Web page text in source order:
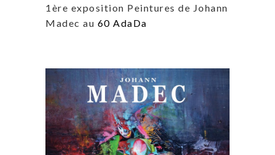
1ère exposition Peintures de Johann
Madec au 60 AdaDa